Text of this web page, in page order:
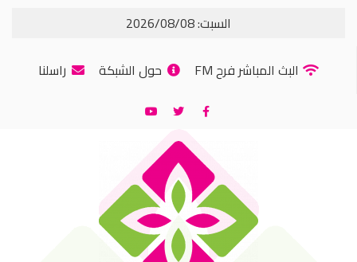
السبت: 2026/08/08
البث المباشر فرح FM
حول الشبكة راسلنا